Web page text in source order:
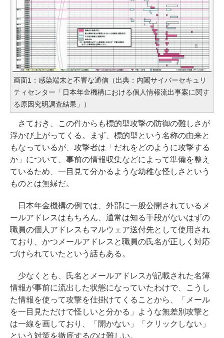
画面1：感染端末と不審な通信（出典：内閣サイバーセキュリ
ティセンター「日本年金機構における個人情報流出事案に関す
る原因究明調査結果」）
さておき、この件からも標的型攻撃の防御の難しさが
浮かび上がってくる。まず、標的型という名称の由来と
もなっているが、攻撃者は「だれをどのように攻撃する
か」について、事前の情報収集などによって準備を整え
ているため、一目見て分かるような幼稚な怪しさという
ものとは無縁だ。
日本年金機構の例では、外部に一般公開されているメ
ールアドレスはもちろん、通常は知る手段がないはずの
職員の個人アドレスもマルウェア送付先として使用され
ており、かつメールアドレスと職員の氏名が正しく対応
づけられていたという話もある。
少なくとも、氏名とメールアドレスが記載された名簿
情報が事前に流出した状態になっていたわけで、こうし
た情報を使って攻撃を仕掛けてくることから、「メール
を一目見ただけで怪しいと分かる」ような無差別攻撃と
は一線を画しており、「開かない」「クリックしない」
という対策を徹底するのは難しい。